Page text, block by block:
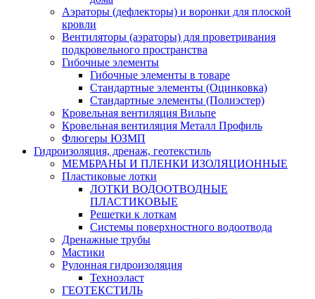
Аэраторы (дефлекторы) и воронки для плоской
кровли
Вентиляторы (аэраторы) для проветривания
подкровельного пространства
Гибочные элементы
Гибочные элементы в товаре
Стандартные элементы (Оцинковка)
Стандартные элементы (Полиэстер)
Кровельная вентиляция Вильпе
Кровельная вентиляция Металл Профиль
Флюгеры ЮЗМП
Гидроизоляция, дренаж, геотекстиль
МЕМБРАНЫ И ПЛЕНКИ ИЗОЛЯЦИОННЫЕ
Пластиковые лотки
ЛОТКИ ВОДООТВОДНЫЕ
ПЛАСТИКОВЫЕ
Решетки к лоткам
Системы поверхностного водоотвода
Дренажные трубы
Мастики
Рулонная гидроизоляция
Техноэласт
ГЕОТЕКСТИЛЬ